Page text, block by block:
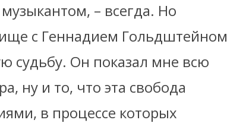
– всегда. Но
с Геннадием Гольдштейном
судьбу. Он показал мне всю
ну и то, что эта свобода
в процессе которых